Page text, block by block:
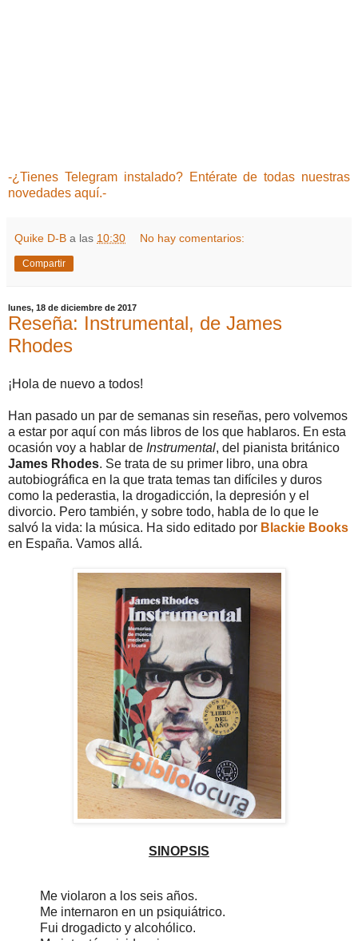
-¿Tienes Telegram instalado? Entérate de todas nuestras
novedades aquí.-
Quike D-B a las 10:30 No hay comentarios:
Compartir
lunes, 18 de diciembre de 2017
Reseña: Instrumental, de James
Rhodes
¡Hola de nuevo a todos!
Han pasado un par de semanas sin reseñas, pero volvemos
a estar por aquí con más libros de los que hablaros. En esta
ocasión voy a hablar de Instrumental, del pianista británico
James Rhodes. Se trata de su primer libro, una obra
autobiográfica en la que trata temas tan difíciles y duros
como la pederastia, la drogadicción, la depresión y el
divorcio. Pero también, y sobre todo, habla de lo que le
salvó la vida: la música. Ha sido editado por Blackie Books
en España. Vamos allá.
SINOPSIS
Me violaron a los seis años.
Me internaron en un psiquiátrico.
Fui drogadicto y alcohólico.